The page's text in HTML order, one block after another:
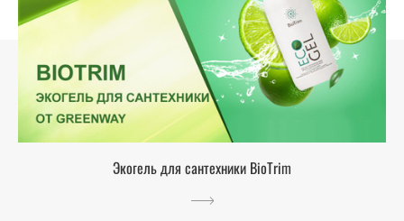
Экогель для сантехники BioTrim